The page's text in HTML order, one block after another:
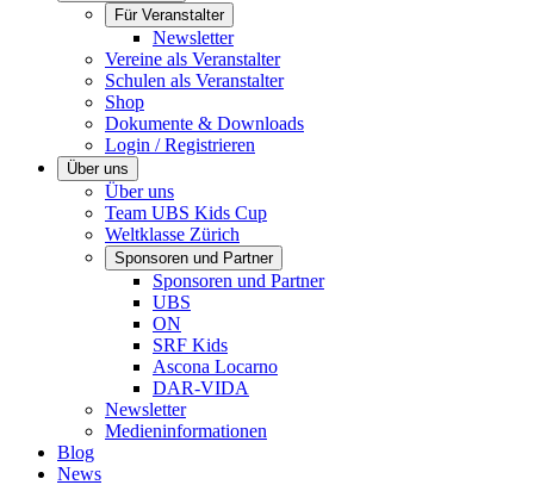
Für Veranstalter
Newsletter
Vereine als Veranstalter
Schulen als Veranstalter
Shop
Dokumente & Downloads
Login / Registrieren
Über uns
Über uns
Team UBS Kids Cup
Weltklasse Zürich
Sponsoren und Partner
Sponsoren und Partner
UBS
ON
SRF Kids
Ascona ​Locarno
DAR-VIDA
Newsletter
Medieninformationen
Blog
News